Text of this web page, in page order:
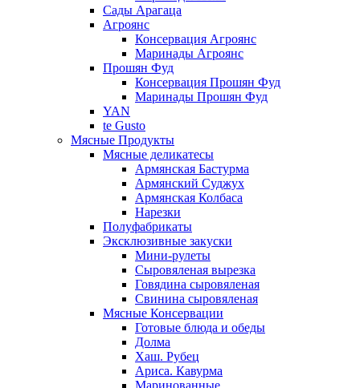
Сады Арагаца
Агроянс
Консервация Агроянс
Маринады Агроянс
Прошян Фуд
Консервация Прошян Фуд
Маринады Прошян Фуд
YAN
te Gusto
Мясные Продукты
Мясные деликатесы
Армянская Бастурма
Армянский Суджух
Армянская Колбаса
Нарезки
Полуфабрикаты
Эксклюзивные закуски
Мини-рулеты
Сыровяленая вырезка
Говядина сыровяленая
Свинина сыровяленая
Мясные Консервации
Готовые блюда и обеды
Долма
Хаш. Рубец
Ариса. Кавурма
Маринованные